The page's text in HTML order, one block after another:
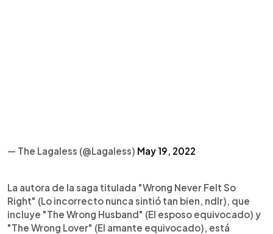
— The Lagaless (@Lagaless) May 19, 2022
La autora de la saga titulada "Wrong Never Felt So
Right" (Lo incorrecto nunca sintió tan bien, ndlr), que
incluye "The Wrong Husband" (El esposo equivocado) y
"The Wrong Lover" (El amante equivocado), está